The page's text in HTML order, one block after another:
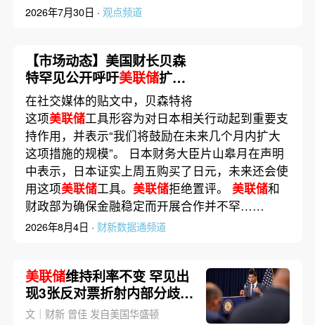
2026年7月30日 · 观点频道
【市场动态】美国财长贝森
特罕见公开呼吁美联储扩大
一项流动性工具以助力捍卫
日元
在社交媒体的贴文中，贝森特将
这项美联储工具形容为对日本相关行动起到重要支
持作用，并表示“我们将鼓励在未来几个月内扩大
这项措施的规模”。 日本财务大臣片山皋月在声明
中表示，日本证实上周五购买了日元，未来还会使
用这项美联储工具。 美联储拒绝置评。 美联储和
财政部为确保金融稳定而开展合作并不罕……
2026年8月4日 · 财新数据通频道
美联储维持利率不变 罕见出
现3张反对票折射内部分歧高
涨(含视频)
文｜财新 曾佳 发自美国华盛顿